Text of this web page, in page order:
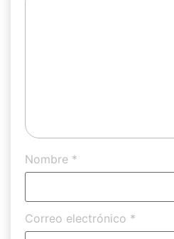
Nombre *
Correo electrónico *